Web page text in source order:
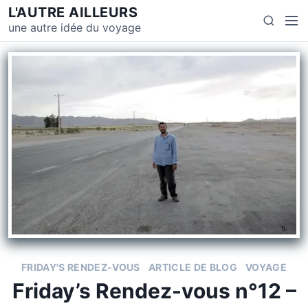
i
p
L'AUTRE AILLEURS
une autre idée du voyage
S
e
a
r
c
M
n
u
FRIDAY'S RENDEZ-VOUS ARTICLE DE BLOG VOYAGE
Friday’s Rendez-vous n°12 –